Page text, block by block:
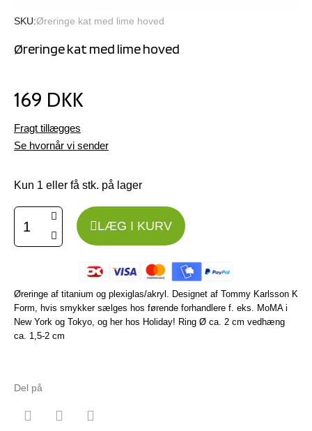
SKU Øreringe kat med lime hoved
Øreringe kat med lime hoved
169 DKK
Fragt tillægges
Se hvornår vi sender
Kun 1 eller få stk. på lager
LÆG I KURV
Øreringe af titanium og plexiglas/akryl. Designet af Tommy Karlsson K
Form, hvis smykker sælges hos førende forhandlere f. eks. MoMA i
New York og Tokyo, og her hos Holiday! Ring Ø ca. 2 cm vedhæng
ca. 1,5-2 cm
Del på